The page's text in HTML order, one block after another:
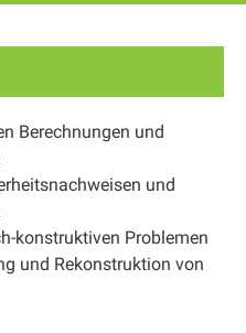
Berechnungen und
und
konstruktiven Problemen
und Rekonstruktion von